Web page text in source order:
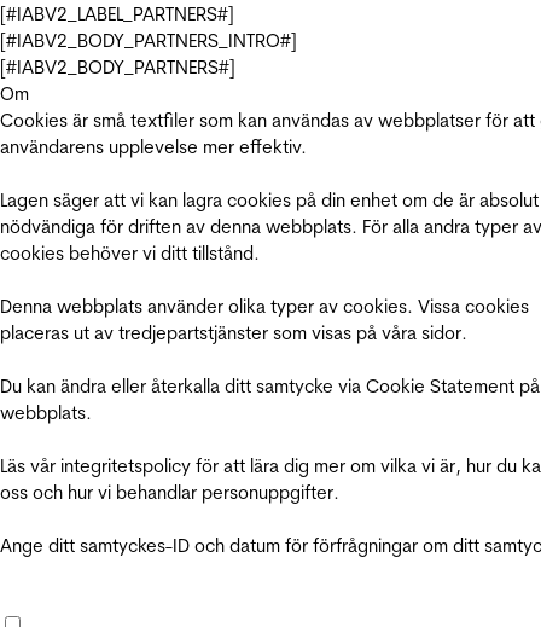
[#IABV2_LABEL_PARTNERS#]
[#IABV2_BODY_PARTNERS_INTRO#]
[#IABV2_BODY_PARTNERS#]
Om
Cookies är små textfiler som kan användas av webbplatser för att
användarens upplevelse mer effektiv.
Lagen säger att vi kan lagra cookies på din enhet om de är absolut
nödvändiga för driften av denna webbplats. För alla andra typer av
cookies behöver vi ditt tillstånd.
Denna webbplats använder olika typer av cookies. Vissa cookies
placeras ut av tredjepartstjänster som visas på våra sidor.
Du kan ändra eller återkalla ditt samtycke via Cookie Statement
webbplats.
Läs vår integritetspolicy för att lära dig mer om vilka vi är, hur du
oss och hur vi behandlar personuppgifter.
Ange ditt samtyckes-ID och datum för förfrågningar om ditt